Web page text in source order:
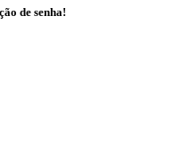
de senha!